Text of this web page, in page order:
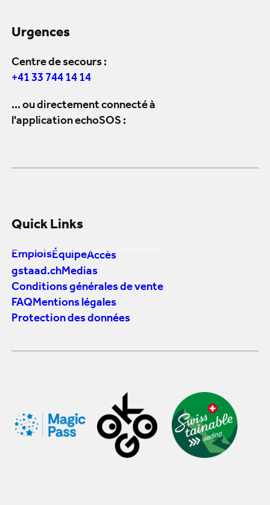
Urgences
Centre de secours :
+41 33 744 14 14
... ou directement connecté à
l'application echoSOS :
Quick Links
EmploisÉquipeAccès
gstaad.chMedias
Conditions générales de vente
FAQMentions légales
Protection des données